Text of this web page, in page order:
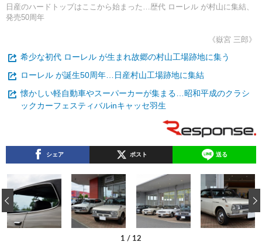
日産のハードトップはここから始まった…歴代 ローレル が村山に集結、
発売50周年
《嶽宮 三郎》
希少な初代 ローレル が生まれ故郷の村山工場跡地に集う
ローレル が誕生50周年…日産村山工場跡地に集結
懐かしい軽自動車やスーパーカーが集まる…昭和平成のクラシ
ックカーフェスティバルinキャッセ羽生
シェア ポスト 送る
1 / 12
‹